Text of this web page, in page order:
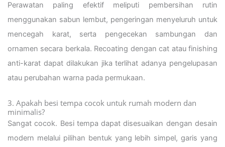
Perawatan paling efektif meliputi pembersihan rutin
menggunakan sabun lembut, pengeringan menyeluruh untuk
mencegah karat, serta pengecekan sambungan dan
ornamen secara berkala. Recoating dengan cat atau finishing
anti-karat dapat dilakukan jika terlihat adanya pengelupasan
atau perubahan warna pada permukaan.
3. Apakah besi tempa cocok untuk rumah modern dan
minimalis?
Sangat cocok. Besi tempa dapat disesuaikan dengan desain
modern melalui pilihan bentuk yang lebih simpel, garis yang